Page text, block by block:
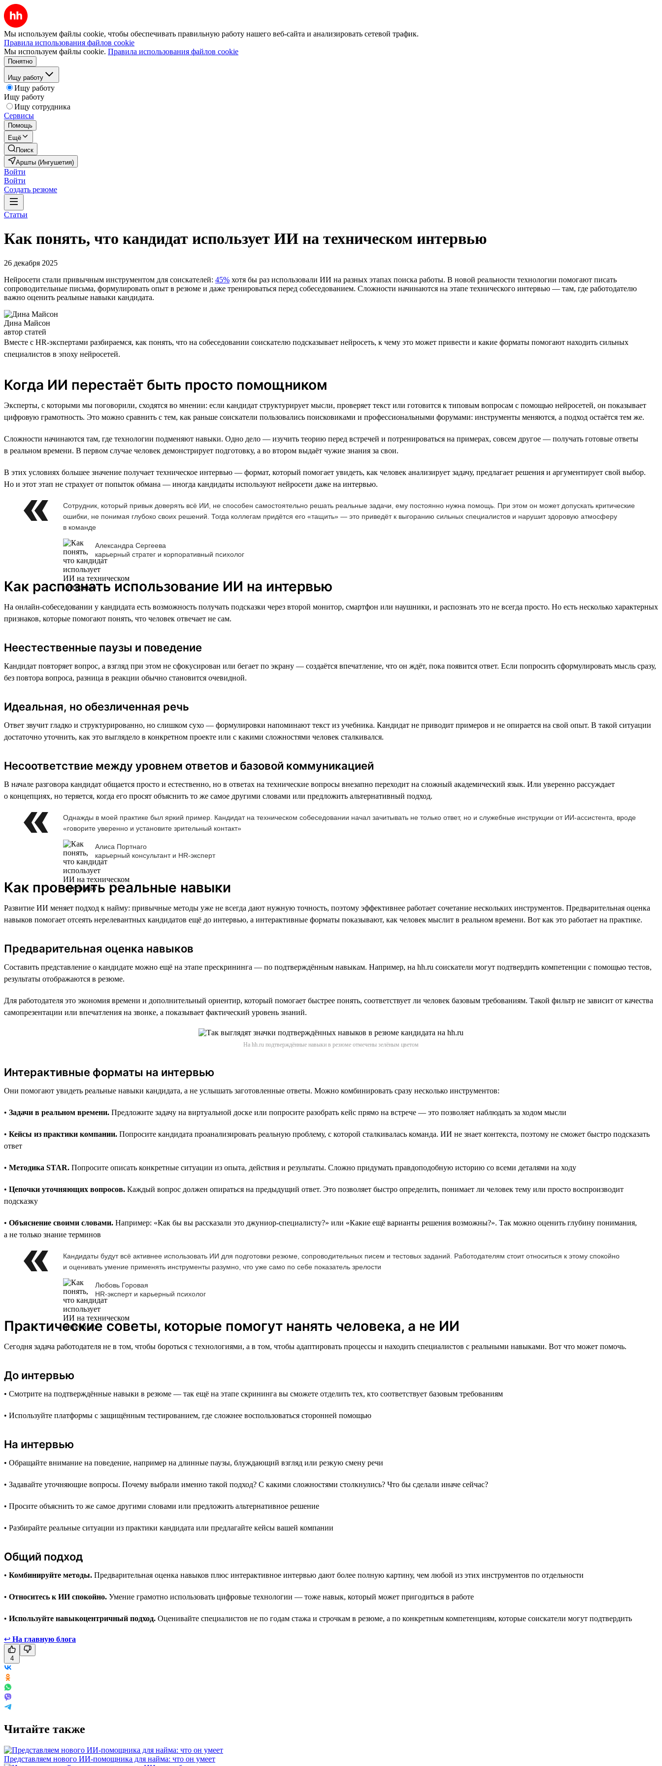
Мы используем файлы cookie, чтобы обеспечивать правильную работу нашего веб-сайта и анализировать сетевой трафик.
Правила использования файлов cookie
Мы используем файлы cookie. Правила использования файлов cookie
Понятно
Ищу работу
Ищу работу
Ищу работу
Ищу сотрудника
Сервисы
Помощь
Ещё
Поиск
Аршты (Ингушетия)
Войти
Войти
Создать резюме
Статьи
Как понять, что кандидат использует ИИ на техническом интервью
26 декабря 2025
Нейросети стали привычным инструментом для соискателей: 45% хотя бы раз использовали ИИ на разных этапах поиска работы. В новой реальности технологии помогают писать
сопроводительные письма, формулировать опыт в резюме и даже тренироваться перед собеседованием. Сложности начинаются на этапе технического интервью — там, где работодателю
важно оценить реальные навыки кандидата.
Дина Майсон
автор статей
Вместе с HR-экспертами разбираемся, как понять, что на собеседовании соискателю подсказывает нейросеть, к чему это может привести и какие форматы помогают находить сильных
специалистов в эпоху нейросетей.
Когда ИИ перестаёт быть просто помощником
Эксперты, с которыми мы поговорили, сходятся во мнении: если кандидат структурирует мысли, проверяет текст или готовится к типовым вопросам с помощью нейросетей, он показывает
цифровую грамотность. Это можно сравнить с тем, как раньше соискатели пользовались поисковиками и профессиональными форумами: инструменты меняются, а подход остаётся тем же.
Сложности начинаются там, где технологии подменяют навыки. Одно дело — изучить теорию перед встречей и потренироваться на примерах, совсем другое — получать готовые ответы
в реальном времени. В первом случае человек демонстрирует подготовку, а во втором выдаёт чужие знания за свои.
В этих условиях большее значение получает техническое интервью — формат, который помогает увидеть, как человек анализирует задачу, предлагает решения и аргументирует свой выбор.
Но и этот этап не страхует от попыток обмана — иногда кандидаты используют нейросети даже на интервью.
Сотрудник, который привык доверять всё ИИ, не способен самостоятельно решать реальные задачи, ему постоянно нужна помощь. При этом он может допускать критические
ошибки, не понимая глубоко своих решений. Тогда коллегам придётся его «тащить» — это приведёт к выгоранию сильных специалистов и нарушит здоровую атмосферу
в команде
Александра Сергеева
карьерный стратег и корпоративный психолог
Как распознать использование ИИ на интервью
На онлайн-собеседовании у кандидата есть возможность получать подсказки через второй монитор, смартфон или наушники, и распознать это не всегда просто. Но есть несколько характерных
признаков, которые помогают понять, что человек отвечает не сам.
Неестественные паузы и поведение
Кандидат повторяет вопрос, а взгляд при этом не сфокусирован или бегает по экрану — создаётся впечатление, что он ждёт, пока появится ответ. Если попросить сформулировать мысль сразу,
без повтора вопроса, разница в реакции обычно становится очевидной.
Идеальная, но обезличенная речь
Ответ звучит гладко и структурированно, но слишком сухо — формулировки напоминают текст из учебника. Кандидат не приводит примеров и не опирается на свой опыт. В такой ситуации
достаточно уточнить, как это выглядело в конкретном проекте или с какими сложностями человек сталкивался.
Несоответствие между уровнем ответов и базовой коммуникацией
В начале разговора кандидат общается просто и естественно, но в ответах на технические вопросы внезапно переходит на сложный академический язык. Или уверенно рассуждает
о концепциях, но теряется, когда его просят объяснить то же самое другими словами или предложить альтернативный подход.
Однажды в моей практике был яркий пример. Кандидат на техническом собеседовании начал зачитывать не только ответ, но и служебные инструкции от ИИ-ассистента, вроде
«говорите уверенно и установите зрительный контакт»
Алиса Портнаго
карьерный консультант и HR-эксперт
Как проверить реальные навыки
Развитие ИИ меняет подход к найму: привычные методы уже не всегда дают нужную точность, поэтому эффективнее работает сочетание нескольких инструментов. Предварительная оценка
навыков помогает отсеять нерелевантных кандидатов ещё до интервью, а интерактивные форматы показывают, как человек мыслит в реальном времени. Вот как это работает на практике.
Предварительная оценка навыков
Составить представление о кандидате можно ещё на этапе прескрининга — по подтверждённым навыкам. Например, на hh.ru соискатели могут подтвердить компетенции с помощью тестов,
результаты отображаются в резюме.
Для работодателя это экономия времени и дополнительный ориентир, который помогает быстрее понять, соответствует ли человек базовым требованиям. Такой фильтр не зависит от качества
самопрезентации или впечатления на звонке, а показывает фактический уровень знаний.
На hh.ru подтверждённые навыки в резюме отмечены зелёным цветом
Интерактивные форматы на интервью
Они помогают увидеть реальные навыки кандидата, а не услышать заготовленные ответы. Можно комбинировать сразу несколько инструментов:
• Задачи в реальном времени. Предложите задачу на виртуальной доске или попросите разобрать кейс прямо на встрече — это позволяет наблюдать за ходом мысли
• Кейсы из практики компании. Попросите кандидата проанализировать реальную проблему, с которой сталкивалась команда. ИИ не знает контекста, поэтому не сможет быстро подсказать
ответ
• Методика STAR. Попросите описать конкретные ситуации из опыта, действия и результаты. Сложно придумать правдоподобную историю со всеми деталями на ходу
• Цепочки уточняющих вопросов. Каждый вопрос должен опираться на предыдущий ответ. Это позволяет быстро определить, понимает ли человек тему или просто воспроизводит
подсказку
• Объяснение своими словами. Например: «Как бы вы рассказали это джуниор-специалисту?» или «Какие ещё варианты решения возможны?». Так можно оценить глубину понимания,
а не только знание терминов
Кандидаты будут всё активнее использовать ИИ для подготовки резюме, сопроводительных писем и тестовых заданий. Работодателям стоит относиться к этому спокойно
и оценивать умение применять инструменты разумно, что уже само по себе показатель зрелости
Любовь Горовая
HR-эксперт и карьерный психолог
Практические советы, которые помогут нанять человека, а не ИИ
Сегодня задача работодателя не в том, чтобы бороться с технологиями, а в том, чтобы адаптировать процессы и находить специалистов с реальными навыками. Вот что может помочь.
До интервью
• Смотрите на подтверждённые навыки в резюме — так ещё на этапе скрининга вы сможете отделить тех, кто соответствует базовым требованиям
• Используйте платформы с защищённым тестированием, где сложнее воспользоваться сторонней помощью
На интервью
• Обращайте внимание на поведение, например на длинные паузы, блуждающий взгляд или резкую смену речи
• Задавайте уточняющие вопросы. Почему выбрали именно такой подход? С какими сложностями столкнулись? Что бы сделали иначе сейчас?
• Просите объяснить то же самое другими словами или предложить альтернативное решение
• Разбирайте реальные ситуации из практики кандидата или предлагайте кейсы вашей компании
Общий подход
• Комбинируйте методы. Предварительная оценка навыков плюс интерактивное интервью дают более полную картину, чем любой из этих инструментов по отдельности
• Относитесь к ИИ спокойно. Умение грамотно использовать цифровые технологии — тоже навык, который может пригодиться в работе
• Используйте навыкоцентричный подход. Оценивайте специалистов не по годам стажа и строчкам в резюме, а по конкретным компетенциям, которые соискатели могут подтвердить
↩ На главную блога
4
Читайте также
Представляем нового ИИ-помощника для найма: что он умеет